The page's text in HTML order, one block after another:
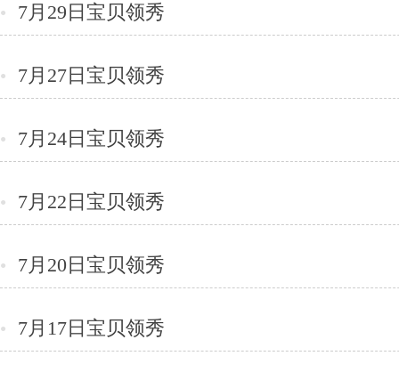
● 7月29日宝贝领秀
● 7月27日宝贝领秀
● 7月24日宝贝领秀
● 7月22日宝贝领秀
● 7月20日宝贝领秀
● 7月17日宝贝领秀